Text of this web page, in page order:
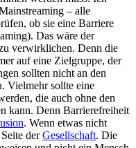
– alle
ob sie eine Barriere
Das wäre der
verwirklichen. Denn die
auf eine Zielgruppe, der
sollten nicht an den
Vielmehr sollte eine
die auch ohne den
kann. Denn Barrierefreiheit
. Wenn etwas nicht
derGesellschaft. Die